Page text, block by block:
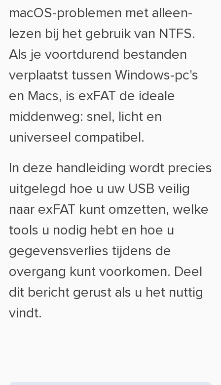
macOS-problemen met alleen-
lezen bij het gebruik van NTFS.
Als je voortdurend bestanden
verplaatst tussen Windows-pc's
en Macs, is exFAT de ideale
middenweg: snel, licht en
universeel compatibel.
In deze handleiding wordt precies
uitgelegd hoe u uw USB veilig
naar exFAT kunt omzetten, welke
tools u nodig hebt en hoe u
gegevensverlies tijdens de
overgang kunt voorkomen. Deel
dit bericht gerust als u het nuttig
vindt.